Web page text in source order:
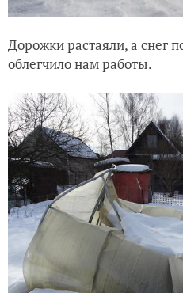
Дорожки растаяли, а снег
облегчило нам работы.